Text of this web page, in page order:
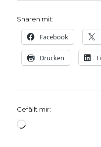
Sharen mit:
Facebook
Drucken
Gefällt mir:
Wird